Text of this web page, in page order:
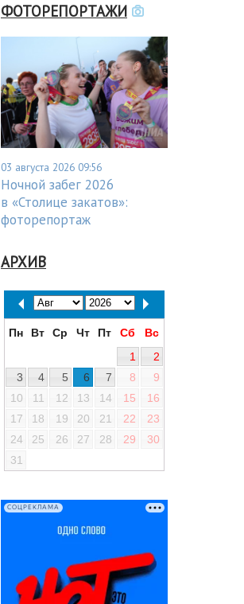
ФОТОРЕПОРТАЖИ
03 августа 2026 09:56
Ночной забег 2026
в «Столице закатов»:
фоторепортаж
АРХИВ
Пн Вт Ср Чт Пт Сб
Вс
1
2
3
4 5 6 7 8
9
10
11 12 13 14 15
16
17
18 19 20 21 22
23
24
25 26 27 28 29
30
31
СОЦРЕКЛАМА